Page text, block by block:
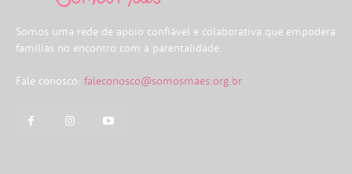
Somos uma rede de apoio confiável e colaborativa que empodera
famílias no encontro com a parentalidade.
Fale conosco: faleconosco@somosmaes.org.br